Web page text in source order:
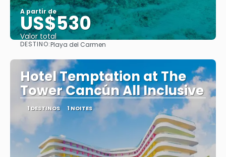
A partir de
US$530
Valor total
Saiba mais
DESTINO:Playa del Carmen
Hotel Temptation at The
Tower Cancún All Inclusive
1 DESTINOS 1 NOITES